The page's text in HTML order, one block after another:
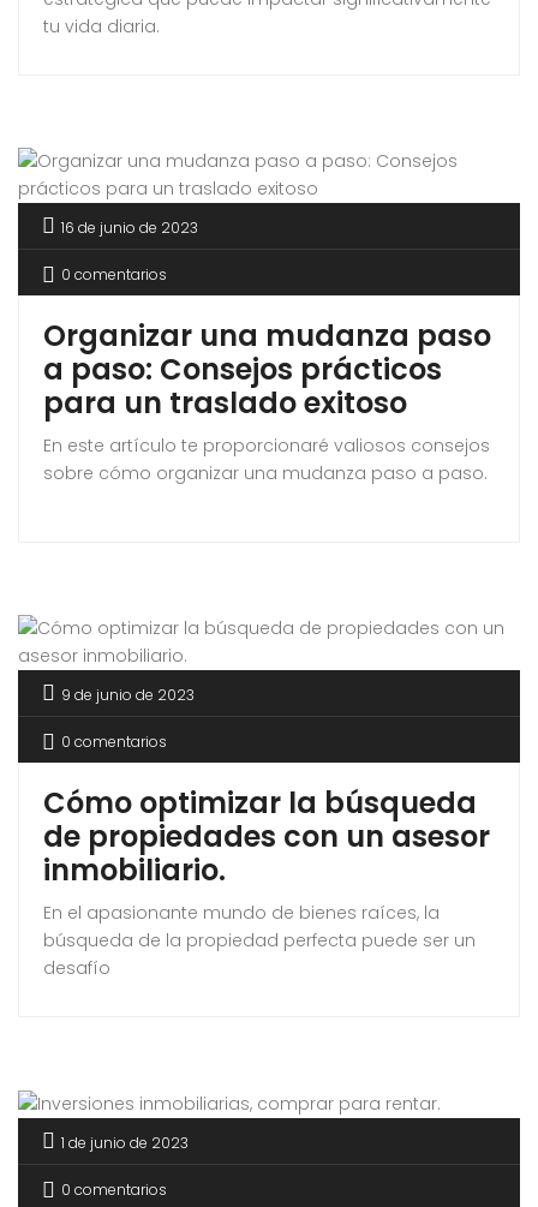
tu vida diaria.
16 de junio de 2023
0 comentarios
Organizar una mudanza paso
a paso: Consejos prácticos
para un traslado exitoso
En este artículo te proporcionaré valiosos consejos
sobre cómo organizar una mudanza paso a paso.
9 de junio de 2023
0 comentarios
Cómo optimizar la búsqueda
de propiedades con un asesor
inmobiliario.
En el apasionante mundo de bienes raíces, la
búsqueda de la propiedad perfecta puede ser un
desafío
1 de junio de 2023
0 comentarios